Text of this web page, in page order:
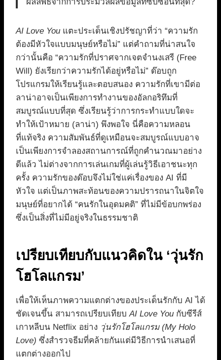
ผลลัพธ์จากการประมวลผลข้อมูลที่ซับซ้อนที่สุด?
AI Love You แตะประเด็นเชิงปรัชญาที่ว่า “ความรัก
ต้องมีหัวใจแบบมนุษย์หรือไม่” แต่คำถามที่น่าสนใจ
กว่านั้นคือ “ความรักที่ปราศจากเจตจำนงเสรี (Free
Will) ยังเรียกว่าความรักได้อยู่หรือไม่” ด๊อบถูก
โปรแกรมให้เรียนรู้และตอบสนอง ความรักที่เขามีต่อ
ลาน่าอาจเป็นเพียงการทำงานของอัลกอริทึมที่
สมบูรณ์แบบที่สุด ซึ่งเรียนรู้ว่าการกระทำแบบใดจะ
ทำให้เป้าหมาย (ลาน่า) พึงพอใจ นี่คือความหลอน
ที่แท้จริง ความสัมพันธ์ที่ดูเหมือนจะสมบูรณ์แบบอาจ
เป็นเพียงการจำลองสถานการณ์ที่ถูกคำนวณมาอย่าง
ดีแล้ว ไม่ต่างจากการเล่นเกมที่ผู้เล่นรู้วิธีเอาชนะทุก
ครั้ง ความรักของด๊อบจึงไม่ใช่แค่เรื่องของ AI ที่มี
หัวใจ แต่เป็นภาพสะท้อนของความปรารถนาในจิตใจ
มนุษย์ที่อยากได้ “คนรักในอุดมคติ” ที่ไม่มีข้อบกพร่อง
ซึ่งเป็นสิ่งที่ไม่มีอยู่จริงในธรรมชาติ
เปรียบเทียบกับแนวคิดใน ‘วุ่นรัก
โฮโลแกรม’
เพื่อให้เห็นภาพความแตกต่างของประเด็นรักกับ AI ได้
ชัดเจนขึ้น สามารถเปรียบเทียบAI Love You กับซีรีส์
เกาหลีบน Netflix อย่าง วุ่นรักโฮโลแกรม (My Holo
Love) ซึ่งสำรวจธีมที่คล้ายกันแต่มีวิธีการนำเสนอที่
แตกต่างออกไป